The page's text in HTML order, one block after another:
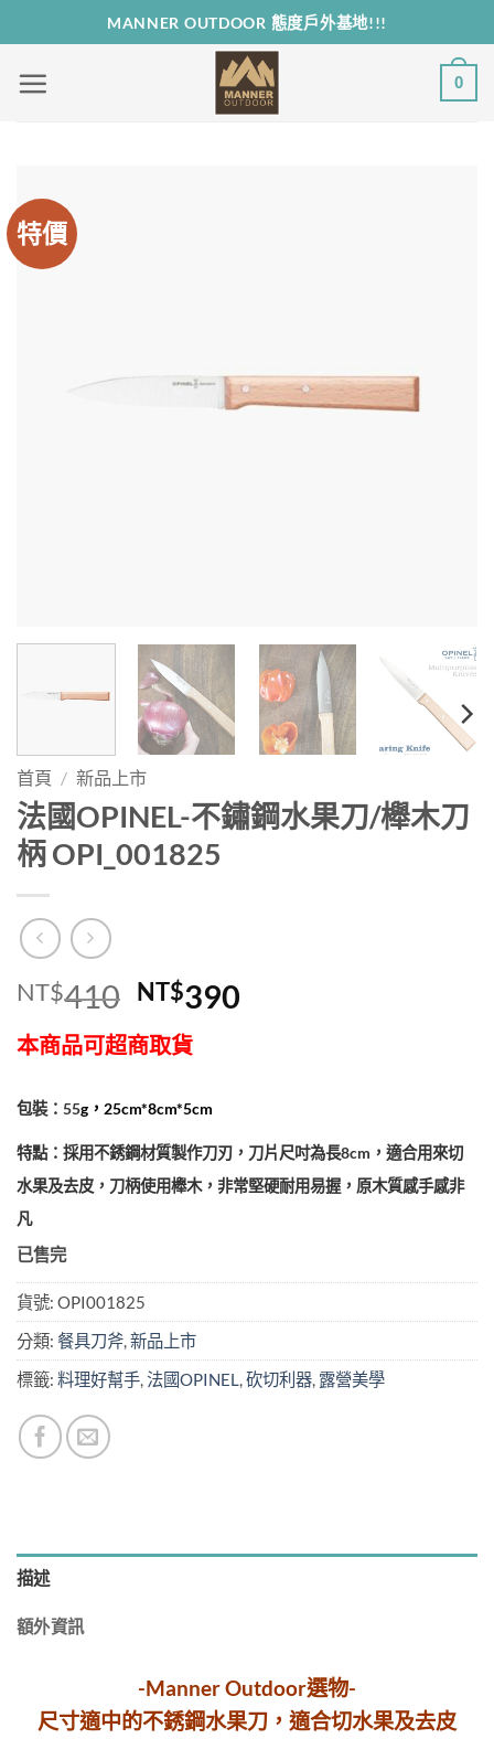
to
content
MANNER OUTDOOR 態度戶外基地!!!
0
特價
首頁 / 新品上市
法國OPINEL-不鏽鋼水果刀/櫸木刀
柄 OPI_001825
NT$410 原
始
價
NT$410。
NT$390目
本商品可超商取貨
包裝：55g，25cm*8cm*5cm
特點：採用不銹鋼材質製作刀刃，刀片尺吋為長8cm，適合用來切
水果及去皮，刀柄使用櫸木，非常堅硬耐用易握，原木質感手感非
凡
已售完
貨號: OPI001825
分類: 餐具刀斧,新品上市
標籤: 料理好幫手,法國OPINEL,砍切利器, 露營美學
描述
額外資訊
-Manner Outdoor選物-
尺寸適中的不銹鋼水果刀，適合切水果及去皮